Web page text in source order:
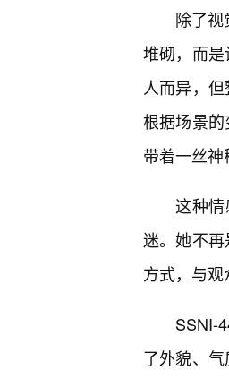
除了
堆砌，而
人而异，
根据场景
带着一丝神
这种
迷。她不
方式，与观
SSNI-
了外貌、